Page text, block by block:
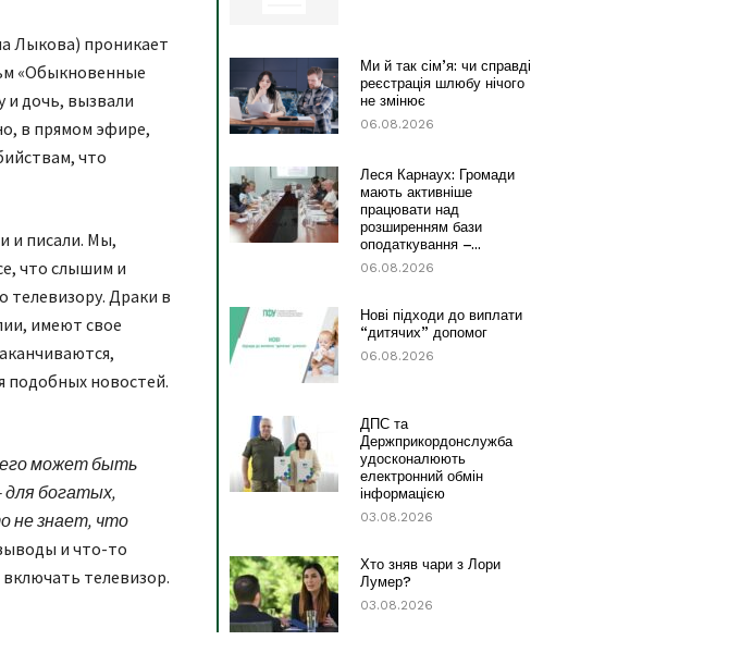
Лыкова) проникает
«Обыкновенные
и дочь, вызвали
в прямом эфире,
что
и писали. Мы,
что слышим и
телевизору. Драки в
имеют свое
новостей.
может быть
для богатых,
не знает, что
и что-то
телевизор.
Ми й так сім’я: чи справді
реєстрація шлюбу нічого
не змінює
06.08.2026
Леся Карнаух: Громади
мають активніше
працювати над
розширенням бази
оподаткування –...
06.08.2026
Нові підходи до виплати
“дитячих” допомог
06.08.2026
ДПС та
Держприкордонслужба
удосконалюють
електронний обмін
інформацією
03.08.2026
Хто зняв чари з Лори
Лумер?
03.08.2026